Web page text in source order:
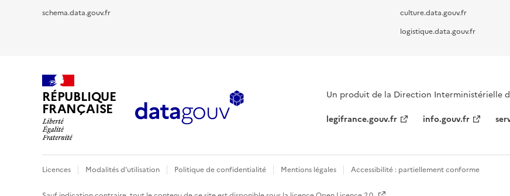
schema.data.gouv.fr
culture.data.gouv.fr
logistique.data.gouv.fr
RÉPUBLIQUE
FRANÇAISE
Un produit de la Direction Interministérielle
legifrance.gouv.fr
info.gouv.fr
Licences Modalités d'utilisation Politique de confidentialité Mentions légales Accessibilité : partiellement conforme